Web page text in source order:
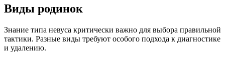
Виды родинок
Знание типа невуса критически важно для выбора правильной
тактики. Разные виды требуют особого подхода к диагностике
и удалению.